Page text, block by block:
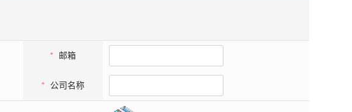
* 邮箱
* 公司名称